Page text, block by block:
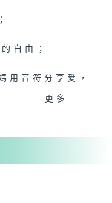
自由；
用音符分享愛，
更多...